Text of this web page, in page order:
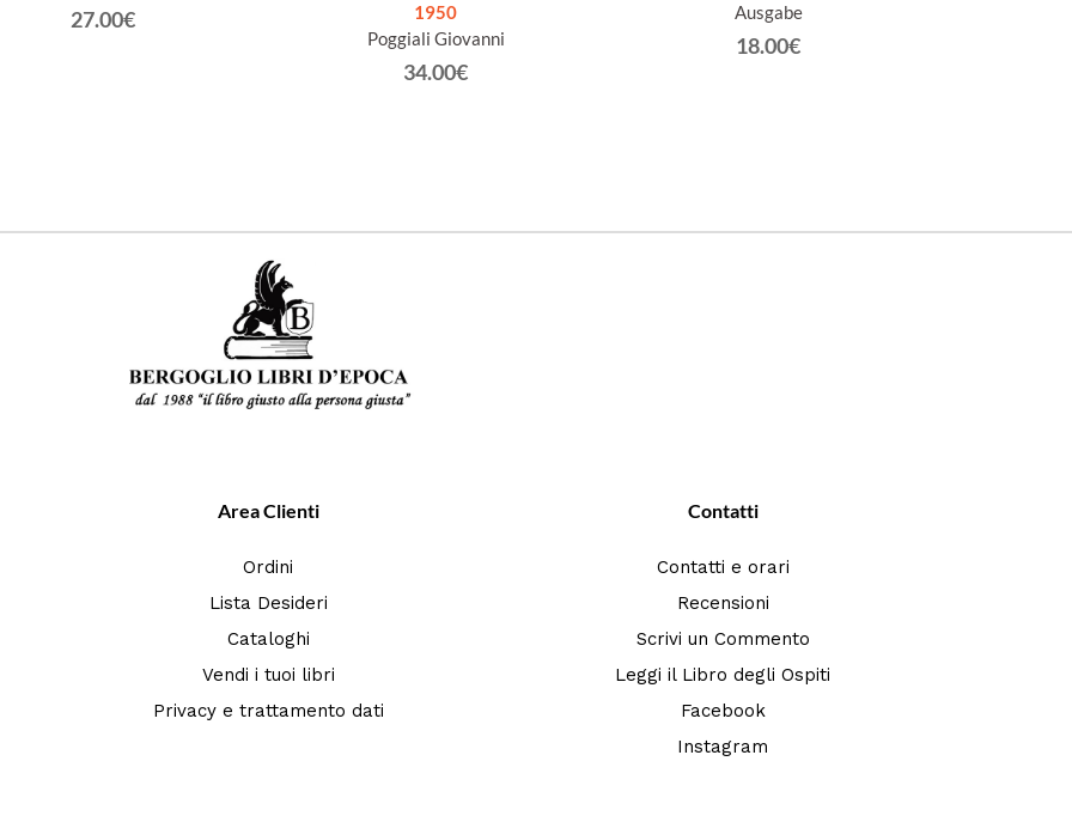
27.00€
1950
Poggiali Giovanni
34.00€
Ausgabe
18.00€
Area Clienti
Ordini
Lista Desideri
Cataloghi
Vendi i tuoi libri
Privacy e trattamento dati
Contatti
Contatti e orari
Recensioni
Scrivi un Commento
Leggi il Libro degli Ospiti
Facebook
Instagram